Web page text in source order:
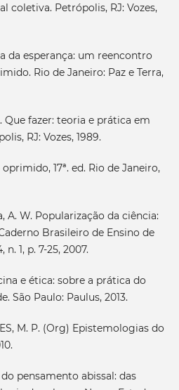
coletiva. Petrópolis, RJ: Vozes,
da esperança: um reencontro
Rio de Janeiro: Paz e Terra,
Que fazer: teoria e prática em
RJ: Vozes, 1989.
17ª. ed. Rio de Janeiro,
A. W. Popularização da ciência:
Brasileiro de Ensino de
1, p. 7-25, 2007.
e ética: sobre a prática do
São Paulo: Paulus, 2013.
M. P. (Org) Epistemologias do
pensamento abissal: das